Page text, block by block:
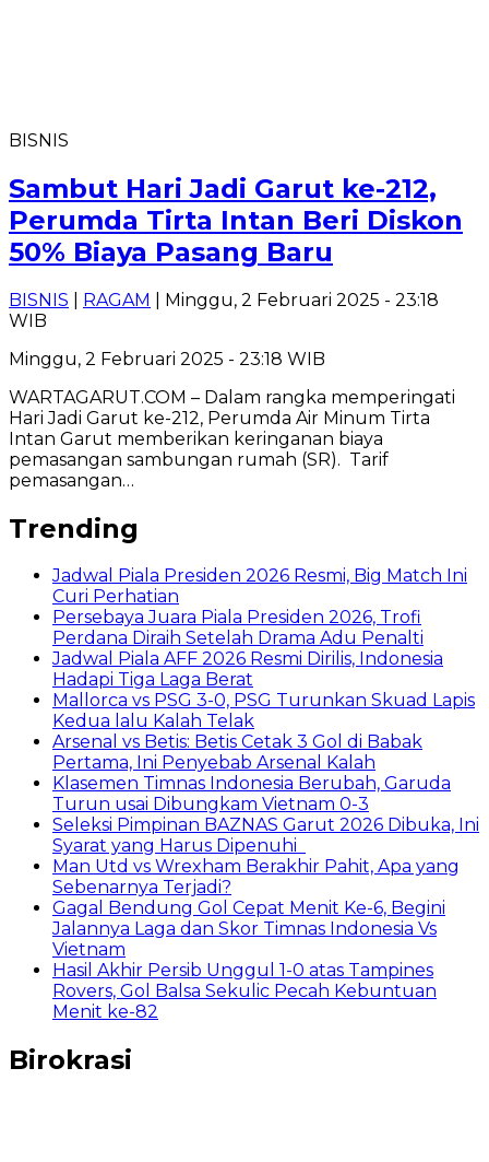
BISNIS
Sambut Hari Jadi Garut ke-212,
Perumda Tirta Intan Beri Diskon
50% Biaya Pasang Baru
BISNIS RAGAM
| Minggu, 2 Februari 2025 - 23:18
WIB
Minggu, 2 Februari 2025 - 23:18 WIB
WARTAGARUT.COM – Dalam rangka memperingati
Hari Jadi Garut ke-212, Perumda Air Minum Tirta
Intan Garut memberikan keringanan biaya
pemasangan sambungan rumah (SR). Tarif
pemasangan…
Trending
Jadwal Piala Presiden 2026 Resmi, Big Match Ini
Curi Perhatian
Persebaya Juara Piala Presiden 2026, Trofi
Perdana Diraih Setelah Drama Adu Penalti
Jadwal Piala AFF 2026 Resmi Dirilis, Indonesia
Hadapi Tiga Laga Berat
Mallorca vs PSG 3-0, PSG Turunkan Skuad Lapis
Kedua lalu Kalah Telak
Arsenal vs Betis: Betis Cetak 3 Gol di Babak
Pertama, Ini Penyebab Arsenal Kalah
Klasemen Timnas Indonesia Berubah, Garuda
Turun usai Dibungkam Vietnam 0-3
Seleksi Pimpinan BAZNAS Garut 2026 Dibuka, Ini
Syarat yang Harus Dipenuhi
Man Utd vs Wrexham Berakhir Pahit, Apa yang
Sebenarnya Terjadi?
Gagal Bendung Gol Cepat Menit Ke-6, Begini
Jalannya Laga dan Skor Timnas Indonesia Vs
Vietnam
Hasil Akhir Persib Unggul 1-0 atas Tampines
Rovers, Gol Balsa Sekulic Pecah Kebuntuan
Menit ke-82
Birokrasi